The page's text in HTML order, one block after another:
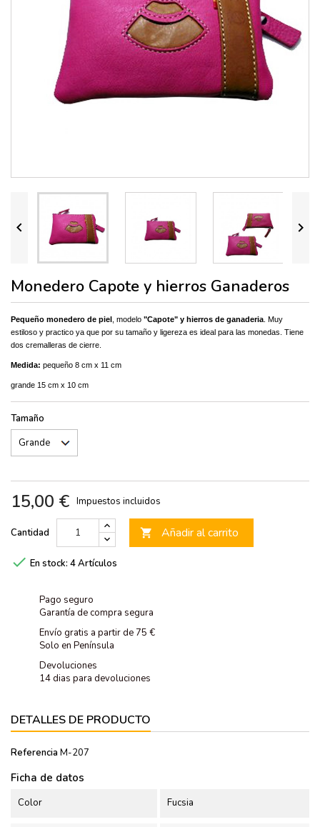
 
Monedero Capote y hierros Ganaderos
Pequeño monedero de piel , modelo "Capote" y hierros de ganaderia . Muy
estiloso y practico ya que por su tamaño y ligereza es ideal para las monedas. Tiene
dos cremalleras de cierre.
Medida: pequeño 8 cm x 11 cm
grande 15 cm x 10 cm
Tamaño
15,00 € Impuestos incluidos
Cantidad  Añadir al carrito
 En stock: 4 Artículos
Pago seguro
Garantía de compra segura
Envío gratis a partir de 75 €
Solo en Península
Devoluciones
14 dias para devoluciones
DETALLES DE PRODUCTO
Referencia M-207
Ficha de datos
Color Fucsia